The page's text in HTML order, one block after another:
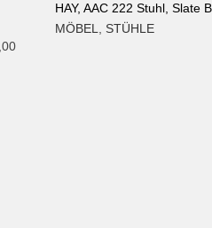
IN DEN WARENKORB
HAY, AAC 222 Stuhl, Slate
MÖBEL, STÜHLE